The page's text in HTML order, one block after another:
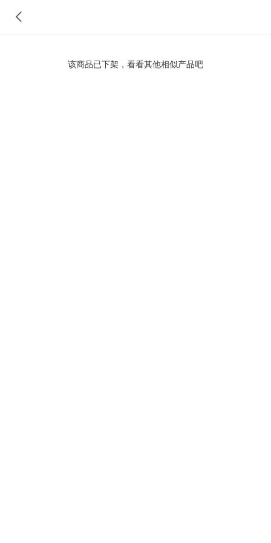
该商品已下架，看看其他相似产品吧